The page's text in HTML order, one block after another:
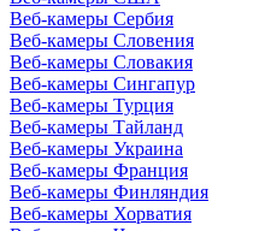
Веб-камеры Сербия
Веб-камеры Словения
Веб-камеры Словакия
Веб-камеры Сингапур
Веб-камеры Турция
Веб-камеры Тайланд
Веб-камеры Украина
Веб-камеры Франция
Веб-камеры Финляндия
Веб-камеры Хорватия